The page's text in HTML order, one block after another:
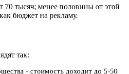
70 тысяч; менее половины от этой
бюджет на рекламу.
так:
- стоимость доходит до 5-50